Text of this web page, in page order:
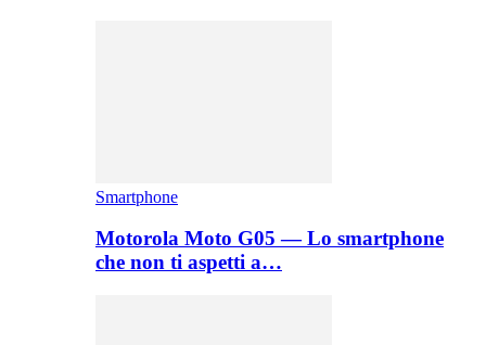
Smartphone
Motorola Moto G05 — Lo smartphone
che non ti aspetti a…